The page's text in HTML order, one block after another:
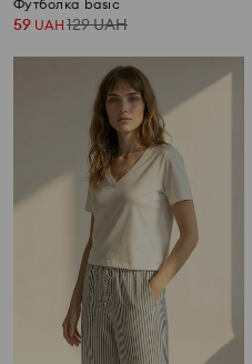
Футболка basic
59 UAH 129UAH